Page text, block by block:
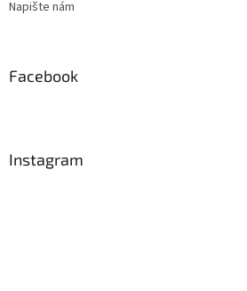
Napište nám
Facebook
Instagram